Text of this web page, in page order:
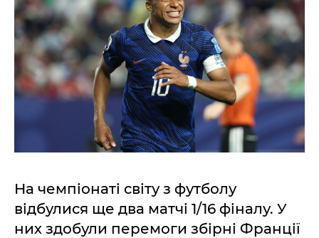
На чемпіонаті світу з футболу
відбулися ще два матчі 1/16 фіналу. У
них здобули перемоги збірні Франції